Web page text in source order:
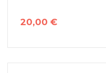
20,00 €
produkt